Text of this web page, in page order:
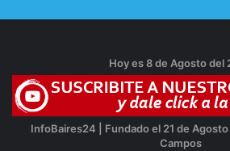
Hoy es 8 de Agosto del
InfoBaires24 | Fundado el 21 de
Campos